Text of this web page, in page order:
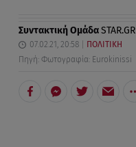
Συντακτική ΟμάδαSTAR.GR
07.02.21, 20:58
ΠΟΛΙΤΙΚΗ
Πηγή: Φωτογραφία: Eurokinissi